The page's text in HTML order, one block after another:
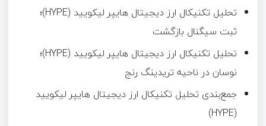
تحلیل تکنیکال ارز دیجیتال هایپر لیکویید (HYPE)؛
ثبت سیگنال بازگشت
تحلیل تکنیکال ارز دیجیتال هایپر لیکویید (HYPE)؛
نوسان در ناحیه تریدینگ رنج
جمع‌بندی تحلیل تکنیکال ارز دیجیتال هایپر لیکویید
(HYPE)